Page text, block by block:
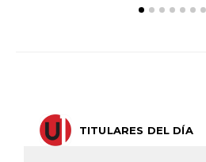
TITULARES DEL DÍA